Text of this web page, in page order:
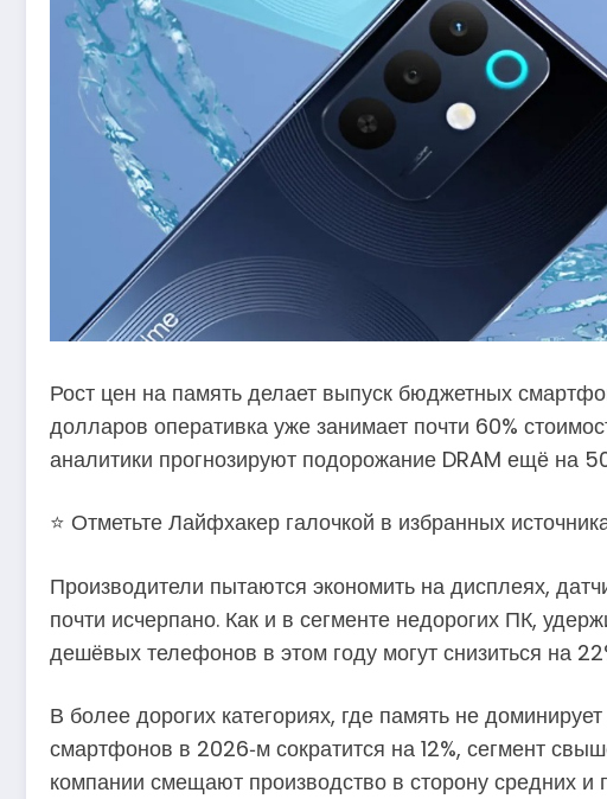
Рост цен на память делает выпуск бюджетных
долларов оперативка уже занимает почти 60%
аналитики прогнозируют подорожание DRAM ещё на
⭐ Отметьте Лайфхакер галочкой в избранных
Производители пытаются экономить на дисплеях,
почти исчерпано. Как и в сегменте недорогих ПК,
дешёвых телефонов в этом году могут снизиться на
В более дорогих категориях, где память не
смартфонов в 2026‑м сократится на 12%, сегмент
компании смещают производство в сторону средних